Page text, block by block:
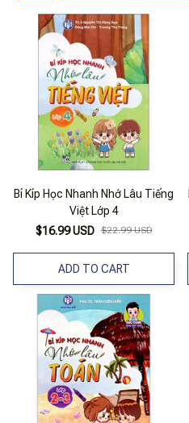
Bí Kíp Học Nhanh Nhớ Lâu Tiếng
Việt Lớp 4
$16.99 USD $22.99 USD
ADD TO CART